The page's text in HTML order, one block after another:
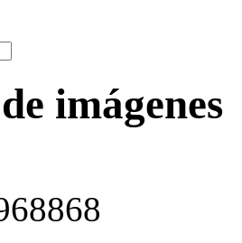
imágenes